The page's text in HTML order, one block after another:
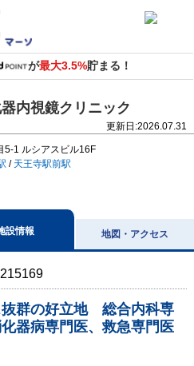
が最大3.5%貯まる！
内視鏡クリニック
更新日:2026.07.31
5-1 ルシアスビル16F
/ 天王寺駅前駅
設情報 地図・アクセス
群の好立地 総合内科専
器病専門医、救急専門医